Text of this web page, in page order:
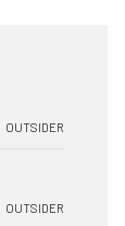
OUTSIDER
OUTSIDER